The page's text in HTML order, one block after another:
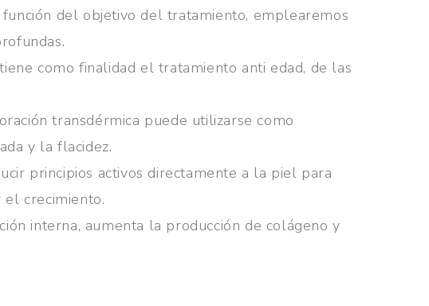
del objetivo del tratamiento, emplearemos
como finalidad el tratamiento anti edad, de las
transdérmica puede utilizarse como
y la flacidez.
principios activos directamente a la piel para
crecimiento.
interna, aumenta la producción de colágeno y